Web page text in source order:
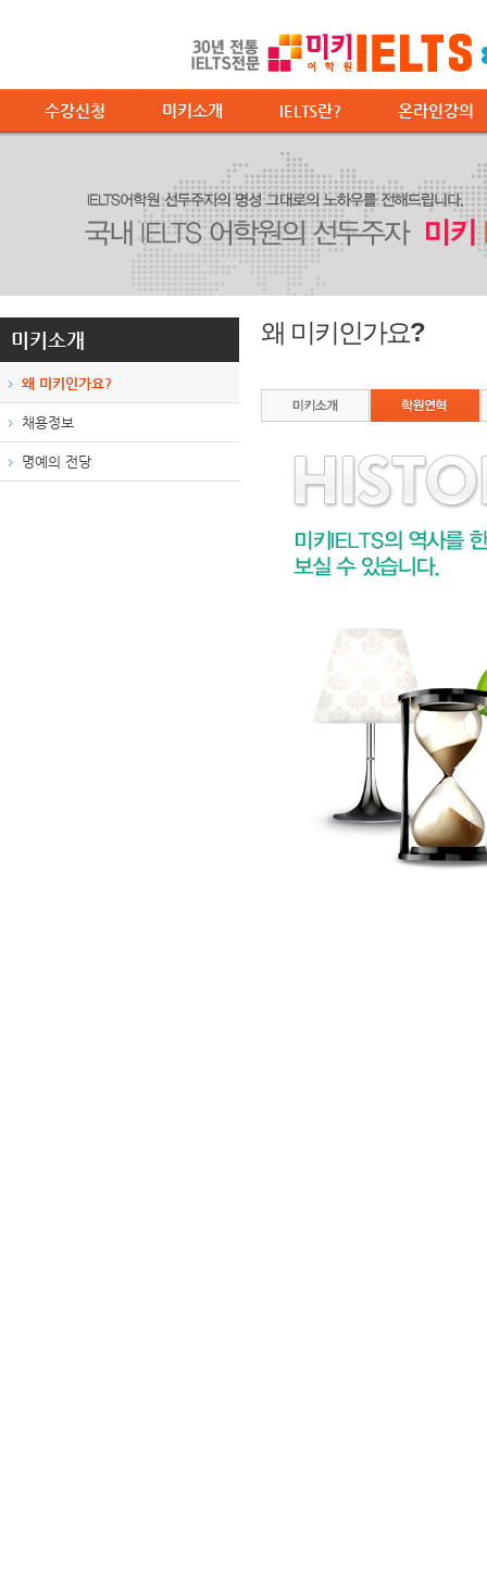
수강신청 미키소개 IELTS란? 온라인강의
미키소개
왜 미키인가요?
채용정보
명예의 전당
왜 미키인가요?